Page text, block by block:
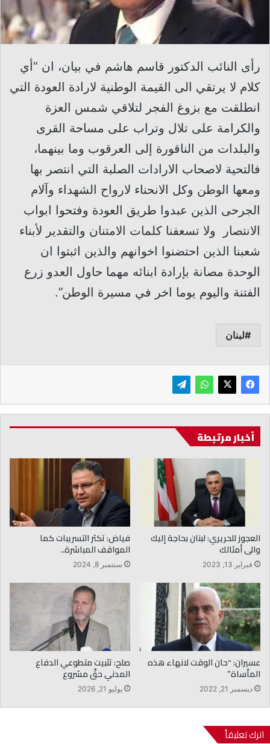
رأى النائب الدكتور قاسم هاشم في بيان، ان “أي
كلام لا يرتقي الى القيمة الوطنية لارادة العودة التي
انطلقت مع بزوغ الفجر لتلاقي شمس العزة
والكرامة على تلال وتراب على مساحة القرى
والبلدات من الناقورة إلى العرقوب وما بينهما،
فالتحية لاصحاب الارادات الصلبة التي انتصر بها
ومعها الوطن وكل الانحناء لارواح الشهداء وآلام
الجرحى الذين عبدوا طريق العودة وفتحوا ابواب
الانتصار ولا تسعفنا كلمات الامتنان والتقدير لأبناء
شعبنا الذين احتضنوا اخوانهم والذين اثبتوا ان
الوحدة مصانة بإرادة ابنائه مهما حاول العدو زرع
الفتنة واليوم يوما اخر في مسيرة الوطن”.
لبنان
أخبار مرتبطة
العجوز للحريري: لبنان بحاجة إليك
والى أمثالك
فبراير 13, 2023
فياض: تكثر التسريبات كما
المواقف المباشرة..
سبتمبر 8, 2024
عسيران: “حان الوقت لانهاء هذه
المأساة”
ديسمبر 21, 2022
صلح: تثبيت متطوعي الدفاع
المدني حقّ مشروع
يوليو 21, 2026
اترك تعليقاً